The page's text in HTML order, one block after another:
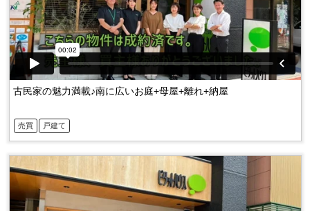
売買 戸建て
古民家の魅力満載♪南に広いお庭+母屋+離れ+納屋